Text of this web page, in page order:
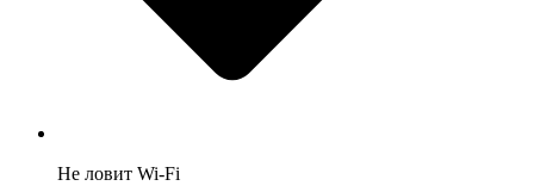
Не ловит Wi-Fi